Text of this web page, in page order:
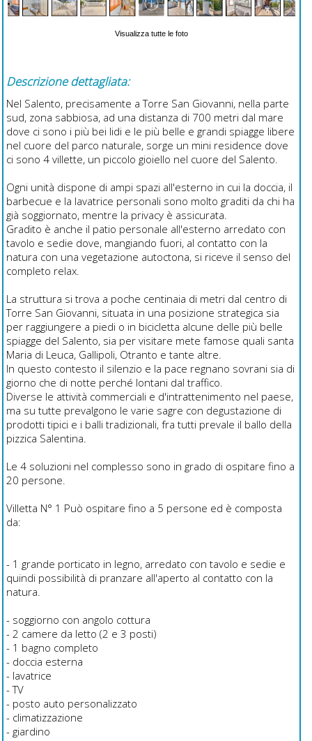
Visualizza tutte le foto
Descrizione dettagliata:
Nel Salento, precisamente a Torre San Giovanni, nella parte
sud, zona sabbiosa, ad una distanza di 700 metri dal mare
dove ci sono i più bei lidi e le più belle e grandi spiagge libere
nel cuore del parco naturale, sorge un mini residence dove
ci sono 4 villette, un piccolo gioiello nel cuore del Salento.
Ogni unità dispone di ampi spazi all'esterno in cui la doccia, il
barbecue e la lavatrice personali sono molto graditi da chi ha
già soggiornato, mentre la privacy è assicurata.
Gradito è anche il patio personale all'esterno arredato con
tavolo e sedie dove, mangiando fuori, al contatto con la
natura con una vegetazione autoctona, si riceve il senso del
completo relax.
La struttura si trova a poche centinaia di metri dal centro di
Torre San Giovanni, situata in una posizione strategica sia
per raggiungere a piedi o in bicicletta alcune delle più belle
spiagge del Salento, sia per visitare mete famose quali santa
Maria di Leuca, Gallipoli, Otranto e tante altre.
In questo contesto il silenzio e la pace regnano sovrani sia di
giorno che di notte perché lontani dal traffico.
Diverse le attività commerciali e d'intrattenimento nel paese,
ma su tutte prevalgono le varie sagre con degustazione di
prodotti tipici e i balli tradizionali, fra tutti prevale il ballo della
pizzica Salentina.
Le 4 soluzioni nel complesso sono in grado di ospitare fino a
20 persone.
Villetta N° 1 Può ospitare fino a 5 persone ed è composta
da:
- 1 grande porticato in legno, arredato con tavolo e sedie e
quindi possibilità di pranzare all'aperto al contatto con la
natura.
- soggiorno con angolo cottura
- 2 camere da letto (2 e 3 posti)
- 1 bagno completo
- doccia esterna
- lavatrice
- TV
- posto auto personalizzato
- climatizzazione
- giardino